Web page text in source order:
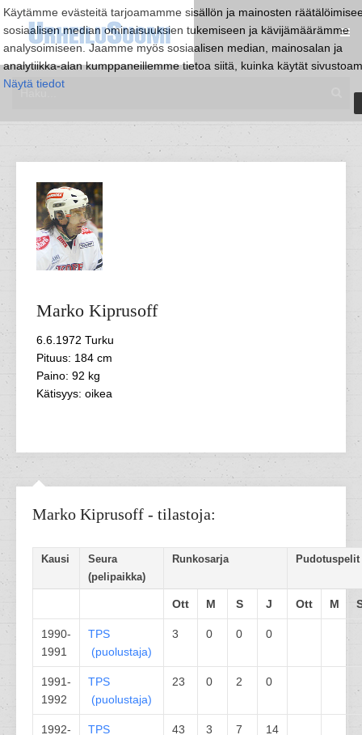
Käytämme evästeitä tarjoamamme sisällön ja mainosten
sosiaalisen median ominaisuuksien tukemiseen ja kävijämäärämme
analysoimiseen. Jaamme myös sosiaalisen median, mainosalan ja
analytiikka-alan kumppaneillemme tietoa siitä, kuinka käytät
Näytä tiedot
Marko Kiprusoff
6.6.1972 Turku
Pituus: 184 cm
Paino: 92 kg
Kätisyys: oikea
Marko Kiprusoff - tilastoja:
Kausi
Seura
(pelipaikka)
Runkosarja Pudotuspelit
Ott M S J Ott M
1990-
1991
TPS
(puolustaja)
3 0 0 0
1991-
1992
TPS
(puolustaja)
23 0 2 0
1992-
TPS
43 3 7 14